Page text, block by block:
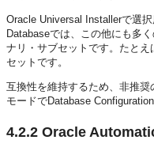
Oracle Universal Installerで選
Databaseでは、この他にも多
ナリ・サブセットです。たと
セットです。
互換性を維持するため、非推
モードでDatabase
4.2.2 Oracle